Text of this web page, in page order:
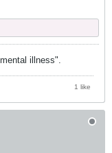
illness".
1 like